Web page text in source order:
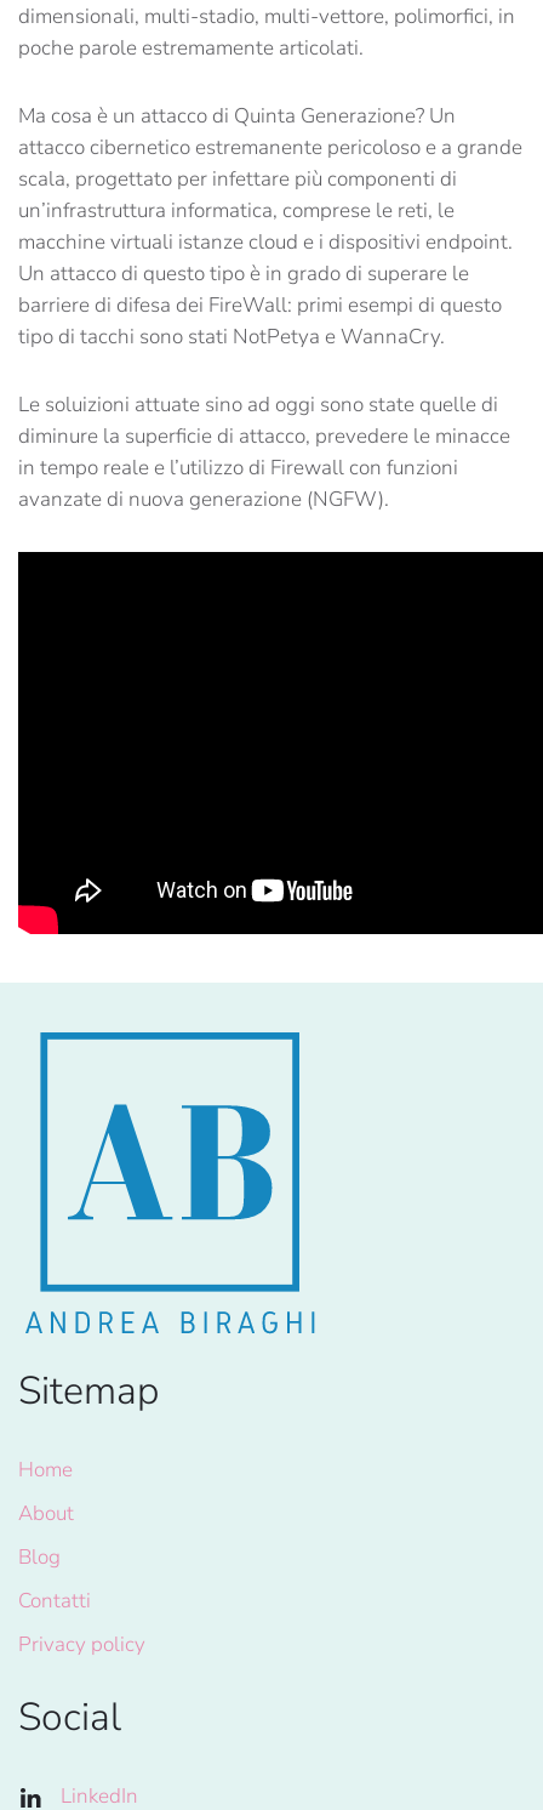
dimensionali, multi-stadio, multi-vettore, polimorfici, in
poche parole estremamente articolati.
Ma cosa è un attacco di Quinta Generazione? Un
attacco cibernetico estremanente pericoloso e a grande
scala, progettato per infettare più componenti di
un’infrastruttura informatica, comprese le reti, le
macchine virtuali istanze cloud e i dispositivi endpoint.
Un attacco di questo tipo è in grado di superare le
barriere di difesa dei FireWall: primi esempi di questo
tipo di tacchi sono stati NotPetya e WannaCry.
Le soluizioni attuate sino ad oggi sono state quelle di
diminure la superficie di attacco, prevedere le minacce
in tempo reale e l’utilizzo di Firewall con funzioni
avanzate di nuova generazione (NGFW).
Sitemap
Home
About
Blog
Contatti
Privacy policy
Social
LinkedIn